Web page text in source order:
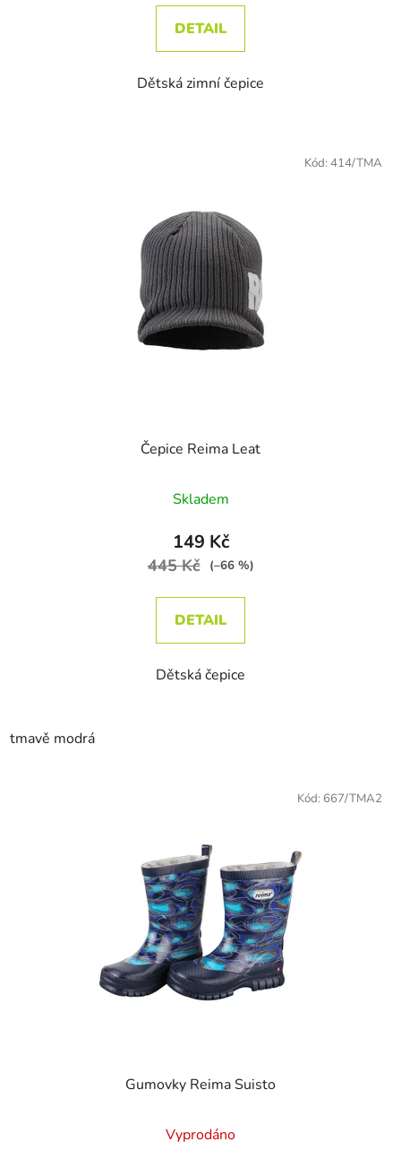
DETAIL
Dětská zimní čepice
Čepice Reima Leat
Skladem
149 Kč
445 Kč (–66 %)
DETAIL
Dětská čepice
tmavě modrá
Kód: 414/TMA
Gumovky Reima Suisto
Vyprodáno
Kód: 667/TMA2